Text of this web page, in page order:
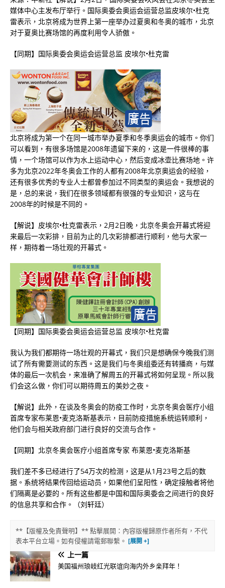
媒体中心主发布厅举行。国际奥委会奥运会运营总监皮埃尔•杜克
雷表示，北京将成为世界上第一座举办过夏奥和冬奥的城市，北京
对于夏奥比赛场馆的再度利用令人骄傲。
【同期】国际奥委会奥运会运营总监 皮埃尔•杜克雷
北京将成为第一个在同一城市举办夏季和冬季奥运会的城市。你们
可以看到，有很多场馆是2008年遗留下来的，这是一件很棒的事
情，一个场馆可以作为水上运动中心，然后变成冰壶比赛场地。许
多为北京2022年冬奥会工作的人都有2008年北京奥运会的经验，
还有很多优秀的专业人士都曾参加过不同类型的奥运会。我想说的
是，总的来说，我们在很多领域都有很强的专业知识，这与在
2008年的时候是不同的。
【解说】皮埃尔•杜克雷表示，2月2日晚，北京冬奥会开幕式将迎
来最后一次彩排，目前为止的几次彩排都进行顺利，他与大家一
样，期待着一场壮观的开幕式。
【同期】国际奥委会奥运会运营总监 皮埃尔•杜克雷
我认为我们都期待一场壮观的开幕式，我们只是想确保今晚我们测
试了所有需要测试的东西。这是我们与冬奥组委还有转播商，与媒
体的最后一次机会，来准确了解周五的开幕式将如何呈现。所以我
们会这么做，你们可以期待周五的美妙之夜。
【解说】此外，在谈及冬奥会的防疫工作时，北京冬奥会医疗小组
首席专家布莱恩•麦克洛斯基表示，目前防疫措施系统运转顺利，
他们会与相关政府部门进行良好的交流与合作。
【同期】北京冬奥会医疗小组首席专家 布莱恩•麦克洛斯基
我们差不多已经进行了54万次的检测，这是从1月23号之后的数
据。系统将结果传回给运动员，如果他们呈阳性，确定接触者将他
们隔离是必要的。所有这些都是中国和国际奥委会之间进行的良好
的信息共享和合作。（刘轩廷）
**【版權及免責聲明】** 點擊展開：內容版權歸原作者所有，不代
表本平台立場。如有侵權請電郵聯繫。
上一篇
美国福州琅岐红光联谊向海内外乡亲拜年！